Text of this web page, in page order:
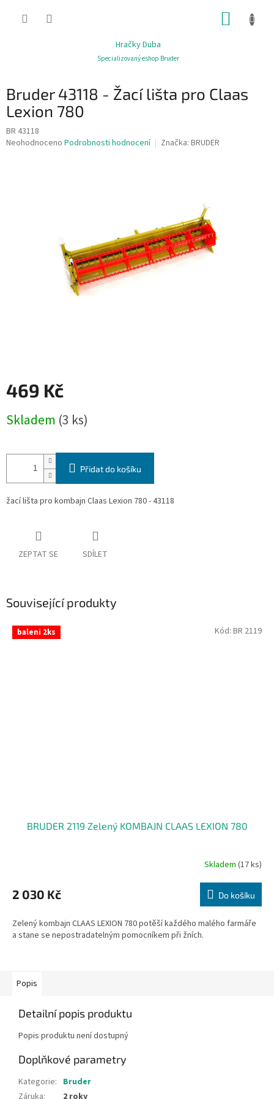
Hračky Duba
Specializovaný eshop Bruder
Bruder 43118 - Žací lišta pro Claas
Lexion 780
BR 43118
Průměrné
Neohodnoceno Podrobnosti hodnocení Značka: BRUDER
469 Kč
cena:
Skladem (3 ks)
Přidat do košíku
žací lišta pro kombajn Claas Lexion 780 - 43118
ZEPTAT SE SDÍLET
Související produkty
baleni 2ks
BRUDER 2119 Zelený KOMBAJN CLAAS LEXION 780
produktu
je
z
5
Skladem(17 ks)
2 030 Kč Do košíku
Zelený kombajn CLAAS LEXION 780 potěší každého malého farmáře
a stane se nepostradatelným pomocníkem při žních.
Kód: BR 2119
Popis
Detailní popis produktu
Popis produktu není dostupný
Doplňkové parametry
Kategorie: Bruder